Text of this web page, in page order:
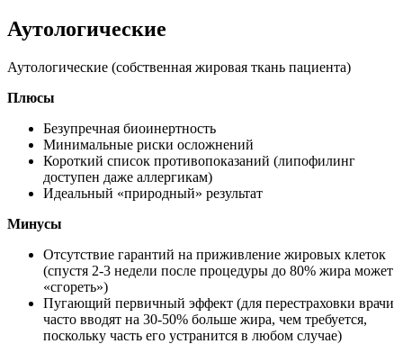
Аутологические
Аутологические (собственная жировая ткань пациента)
Плюсы
Безупречная биоинертность
Минимальные риски осложнений
Короткий список противопоказаний (липофилинг
доступен даже аллергикам)
Идеальный «природный» результат
Минусы
Отсутствие гарантий на приживление жировых клеток
(спустя 2-3 недели после процедуры до 80% жира может
«сгореть»)
Пугающий первичный эффект (для перестраховки врачи
часто вводят на 30-50% больше жира, чем требуется,
поскольку часть его устранится в любом случае)